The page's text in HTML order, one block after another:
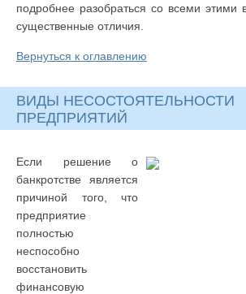
подробнее разобраться со всеми
существенные отличия.
Вернуться к оглавлению
ВИДЫ НЕСОСТОЯТЕЛЬНОСТИ
ПРЕДПРИЯТИЙ
Если решение о
банкротстве является
причиной того, что
предприятие
полностью
неспособно
восстановить
финансовую